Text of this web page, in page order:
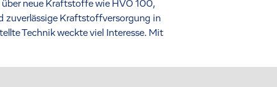
neue Kraftstoffe wie HVO 100,
zuverlässige Kraftstoffversorgung in
Technik weckte viel Interesse. Mit